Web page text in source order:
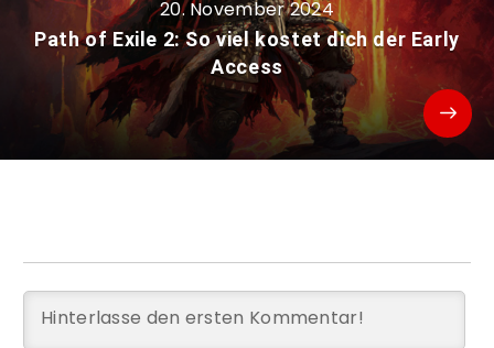
20. November 2024
Path of Exile 2: So viel kostet dich der Early
Access